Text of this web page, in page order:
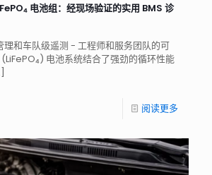
电池组：经现场验证的实用 BMS 诊
理和车队级遥测 - 工程师和服务团队的可
电池系统结合了强劲的循环性能
阅读更多